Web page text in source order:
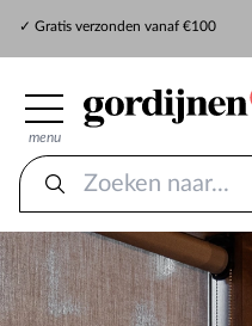
✓ Gratis verzonden vanaf €100
menu